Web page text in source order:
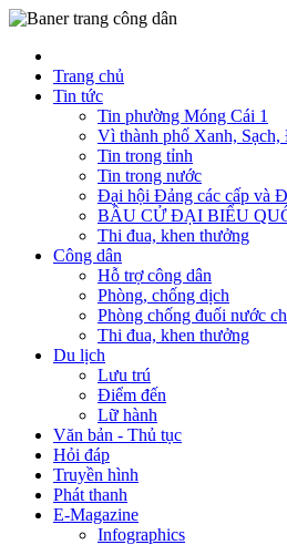
Trang chủ
Tin tức
Tin phường Móng Cái 1
Vì thành phố Xanh, Sạch,
Tin trong tỉnh
Tin trong nước
Đại hội Đảng các cấp và
BẦU CỬ ĐẠI BIỂU
Thi đua, khen thưởng
Công dân
Hỗ trợ công dân
Phòng, chống dịch
Phòng chống đuối nước
Thi đua, khen thưởng
Du lịch
Lưu trú
Điểm đến
Lữ hành
Văn bản - Thủ tục
Hỏi đáp
Truyền hình
Phát thanh
E-Magazine
Infographics